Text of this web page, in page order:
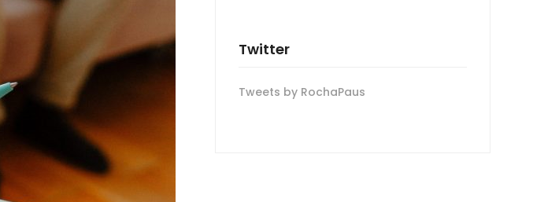
Twitter
Tweets by RochaPaus